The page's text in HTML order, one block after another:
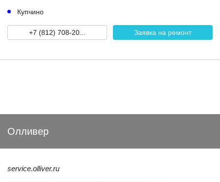
Купчино
+7 (812) 708-20... Заявка на ремонт
Олливер
service.olliver.ru